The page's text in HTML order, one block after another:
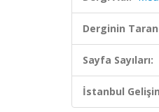
Derginin
Sayfa Sayıları:
İstanbul